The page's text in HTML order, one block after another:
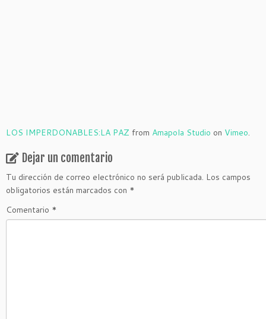
LOS IMPERDONABLES:LA PAZ from Amapola Studio on Vimeo.
Dejar un comentario
Tu dirección de correo electrónico no será publicada. Los campos
obligatorios están marcados con *
Comentario *